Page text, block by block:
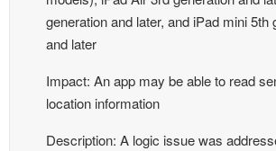
generation and later, and iPad mini 5th
and later
Impact: An app may be able to read
location information
Description: A logic issue was